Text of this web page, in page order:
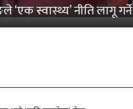
‘एक स्वास्थ्य’ नीति लागू गर्ने